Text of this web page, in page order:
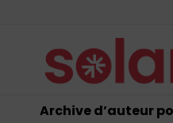
Archive d’auteur